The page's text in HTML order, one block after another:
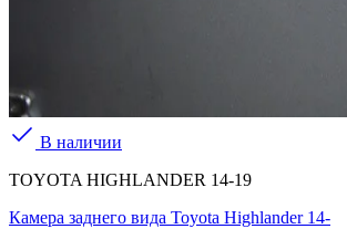
В наличии
TOYOTA HIGHLANDER 14-19
Камера заднего вида Toyota Highlander 14-